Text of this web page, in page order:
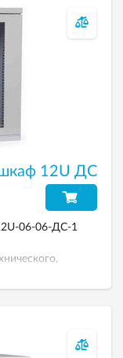
12U ДС
06-06-ДС-1
IP-21. Дверь